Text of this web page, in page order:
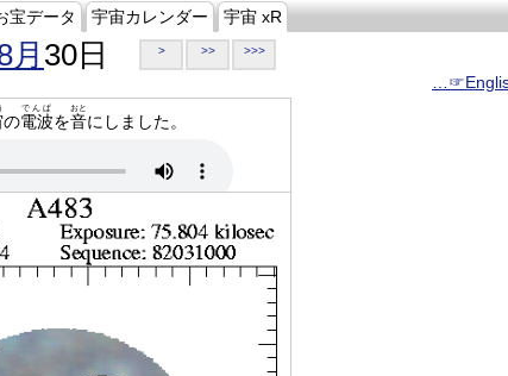
宝データ 宇宙カレンダー 宇宙 xR
月 30日 > >> >>>
の電波
でんぱ
を音
おと
にしました。